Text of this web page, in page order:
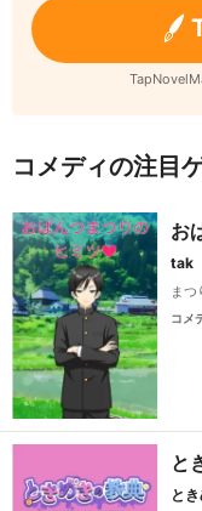
コメディの注目
お
tak
まつ
コメ
と
と